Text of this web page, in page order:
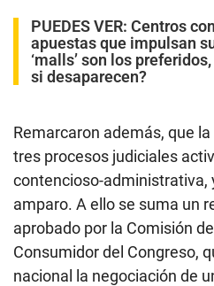
PUEDES VER: Centros
apuestas que impulsan
‘malls’ son los
si desaparecen?
Remarcaron además, que
tres procesos judiciales
contencioso-administrativa,
amparo. A ello se suma un
aprobado por la Comisión
Consumidor del Congreso,
nacional la negociación de